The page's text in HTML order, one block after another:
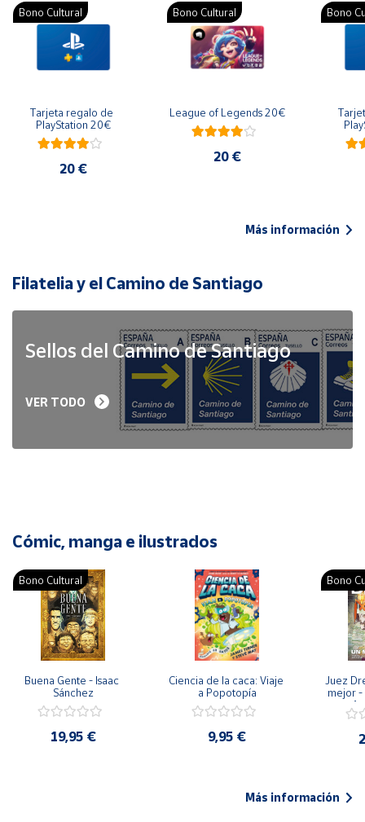
Bono Cultural
Tarjeta regalo de
PlayStation 20€
20 €
Bono Cultural
League of Legends 20€
20 €
Bono
Más información
Filatelia y el Camino de Santiago
Sellos del Camino de Santiago
VER TODO
Cómic, manga e ilustrados
Bono Cultural
Buena Gente - Isaac
Sánchez
19,95 €
Ciencia de la caca: Viaje
a Popotopía
9,95 €
Bono
Juez
mejor -
Más información